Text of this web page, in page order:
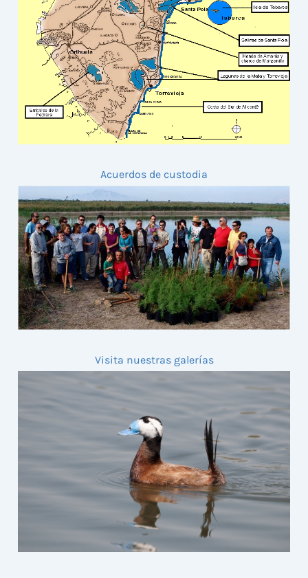
Acuerdos de custodia
Visita nuestras galerías